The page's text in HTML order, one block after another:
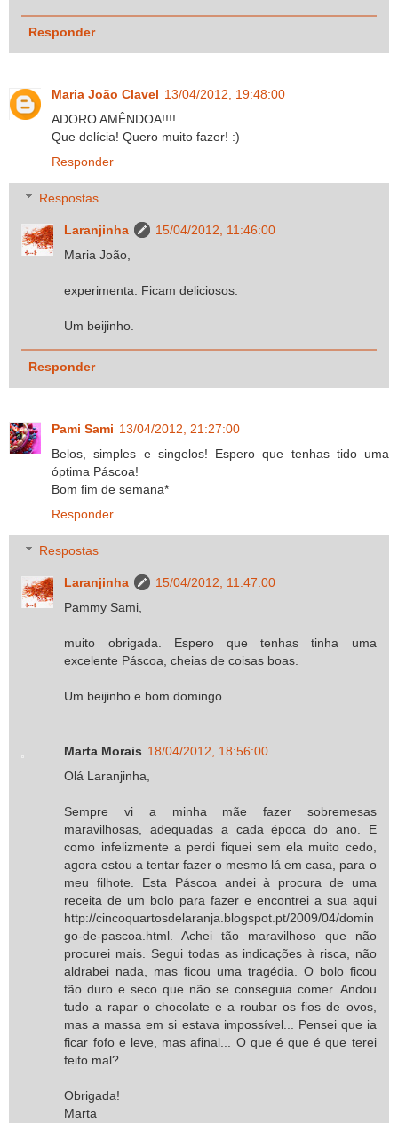
Responder
Maria João Clavel 13/04/2012, 19:48:00
ADORO AMÊNDOA!!!!
Que delícia! Quero muito fazer! :)
Responder
Respostas
Laranjinha
15/04/2012, 11:46:00
Maria João,
experimenta. Ficam deliciosos.
Um beijinho.
Responder
Pami Sami 13/04/2012, 21:27:00
Belos, simples e singelos! Espero que tenhas tido uma
óptima Páscoa!
Bom fim de semana*
Responder
Respostas
Laranjinha
15/04/2012, 11:47:00
Pammy Sami,
muito obrigada. Espero que tenhas tinha uma
excelente Páscoa, cheias de coisas boas.
Um beijinho e bom domingo.
Marta Morais 18/04/2012, 18:56:00
Olá Laranjinha,
Sempre vi a minha mãe fazer sobremesas
maravilhosas, adequadas a cada época do ano. E
como infelizmente a perdi fiquei sem ela muito cedo,
agora estou a tentar fazer o mesmo lá em casa, para o
meu filhote. Esta Páscoa andei à procura de uma
receita de um bolo para fazer e encontrei a sua aqui
http://cincoquartosdelaranja.blogspot.pt/2009/04/domin
go-de-pascoa.html. Achei tão maravilhoso que não
procurei mais. Segui todas as indicações à risca, não
aldrabei nada, mas ficou uma tragédia. O bolo ficou
tão duro e seco que não se conseguia comer. Andou
tudo a rapar o chocolate e a roubar os fios de ovos,
mas a massa em si estava impossível... Pensei que ia
ficar fofo e leve, mas afinal... O que é que é que terei
feito mal?...
Obrigada!
Marta